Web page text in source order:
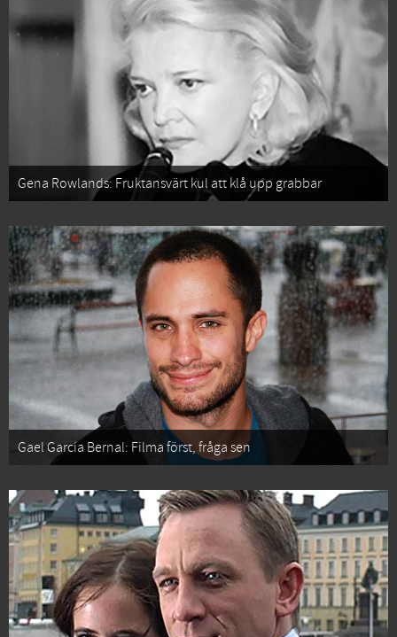
Gena Rowlands: Fruktansvärt kul att klå upp grabbar
Gael García Bernal: Filma först, fråga sen